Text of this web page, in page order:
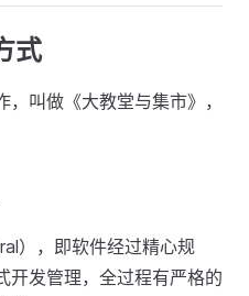
式
叫做《大教堂与集市》，
），即软件经过精心规
开发管理，全过程有严格的